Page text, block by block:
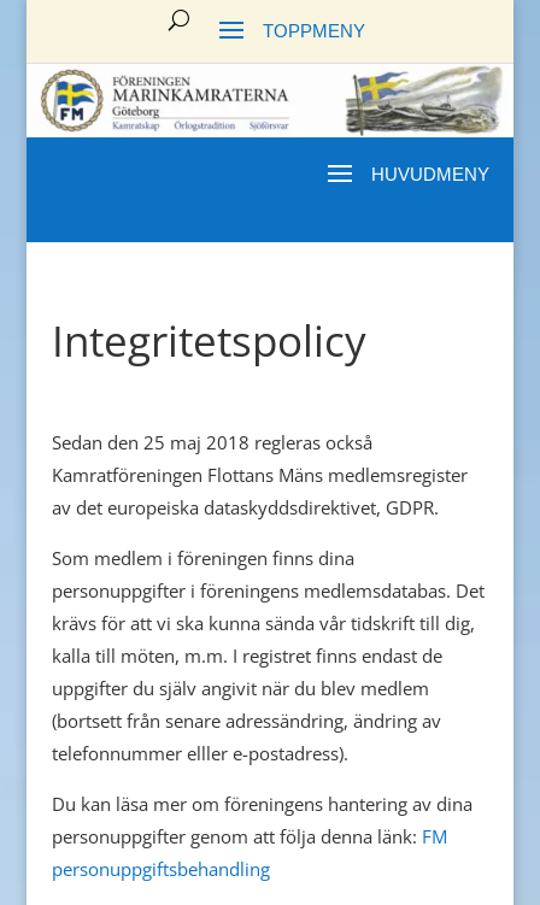
Integritetspolicy
Sedan den 25 maj 2018 regleras också
Kamratföreningen Flottans Mäns medlemsregister
av det europeiska dataskyddsdirektivet, GDPR.
Som medlem i föreningen finns dina
personuppgifter i föreningens medlemsdatabas. Det
krävs för att vi ska kunna sända vår tidskrift till dig,
kalla till möten, m.m. I registret finns endast de
uppgifter du själv angivit när du blev medlem
(bortsett från senare adressändring, ändring av
telefonnummer elller e-postadress).
Du kan läsa mer om föreningens hantering av dina
personuppgifter genom att följa denna länk: FM
personuppgiftsbehandling